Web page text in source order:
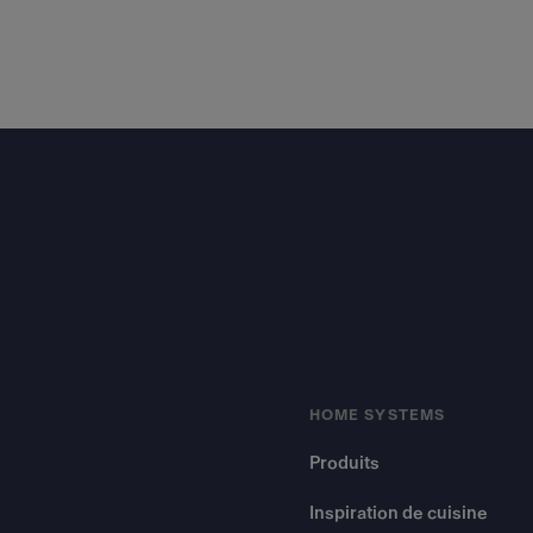
HOME SYSTEMS
Produits
Inspiration de cuisine